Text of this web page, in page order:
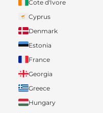
Cote d'Ivore
Cyprus
Denmark
Estonia
France
Georgia
Greece
Hungary